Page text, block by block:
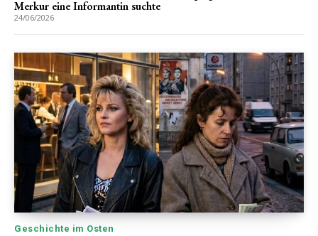
Merkur eine Informantin suchte
24/06/2026
Geschichte im Osten